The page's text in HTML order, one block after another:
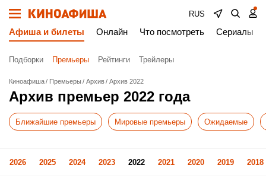
RUS
Афиша и билеты Онлайн Что посмотреть Сериалы
Подборки Премьеры Рейтинги Трейлеры
Киноафиша Премьеры Архив Архив 2022
Архив премьер 2022 года
Ближайшие премьеры Мировые премьеры Ожидаемые
2026 2025 2024 2023 2022 2021 2020 2019 2018